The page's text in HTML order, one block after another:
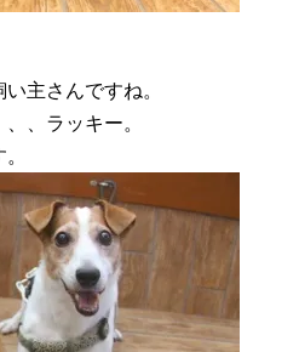
主さんですね。
、ラッキー。